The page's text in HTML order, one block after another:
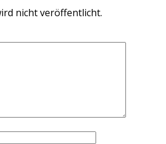
nicht veröffentlicht.